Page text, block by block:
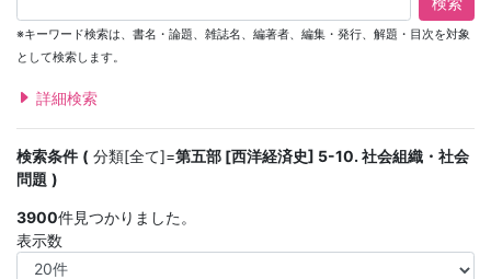
※キーワード検索は、書名・論題、雑誌名、編著者、編集・発行、解題・目次を対象
として検索します。
詳細検索
検索条件 分類[全て]=第五部 [西洋経済史] 5-10. 社会組織・社会
問題
3900件見つかりました。
表示数